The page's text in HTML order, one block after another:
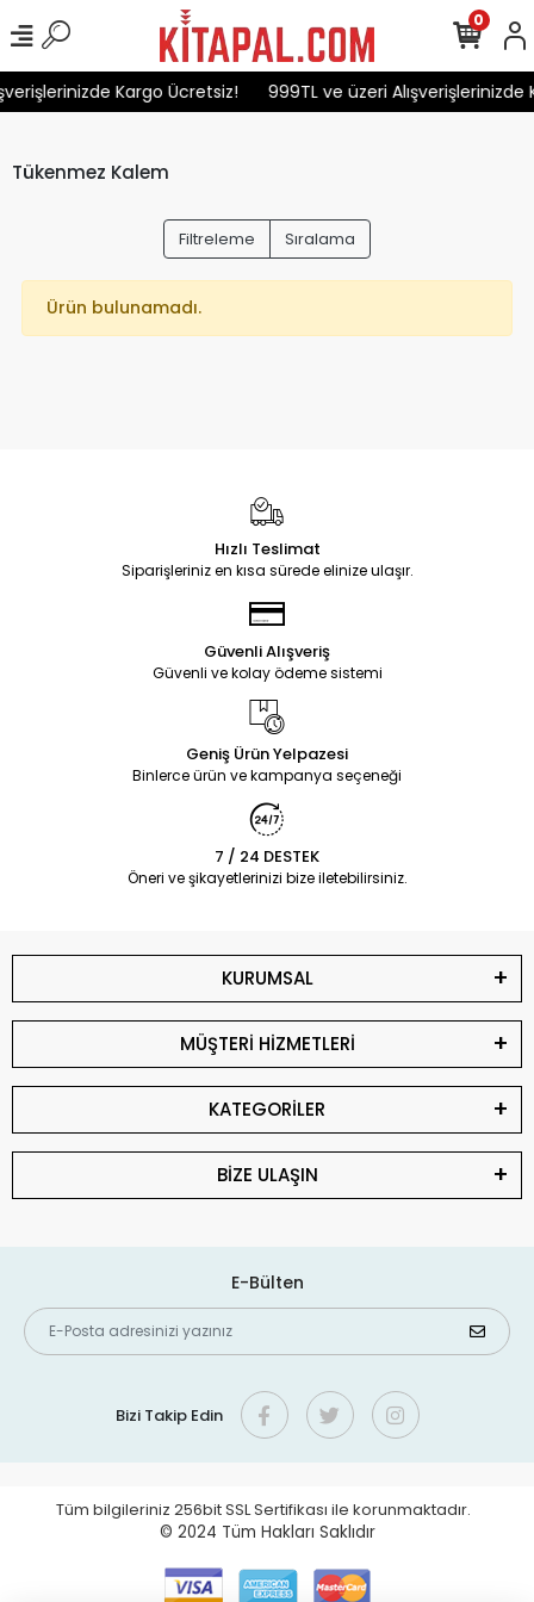
Kargo Ücretsiz! 999TL ve üzeri Alışverişlerinizde
0
Tükenmez Kalem
Filtreleme Sıralama
Ürün bulunamadı.
Hızlı Teslimat
Siparişleriniz en kısa sürede elinize ulaşır.
Güvenli Alışveriş
Güvenli ve kolay ödeme sistemi
Geniş Ürün Yelpazesi
Binlerce ürün ve kampanya seçeneği
7 / 24 DESTEK
Öneri ve şikayetlerinizi bize iletebilirsiniz.
KURUMSAL
MÜŞTERİ HİZMETLERİ
KATEGORİLER
BİZE ULAŞIN
E-Bülten
Bizi Takip Edin
Tüm bilgileriniz 256bit SSL Sertifikası ile korunmaktadır.
© 2024 Tüm Hakları Saklıdır